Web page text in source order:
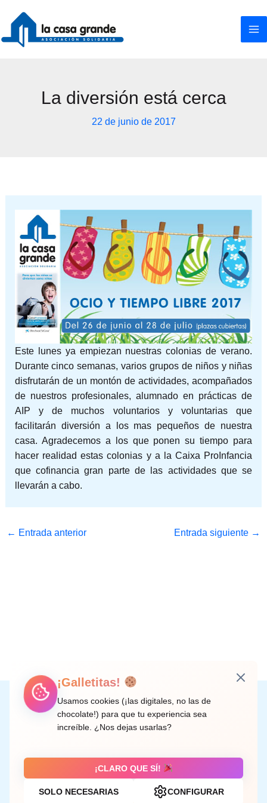
contenido
La diversión está cerca
22 de junio de 2017
Este lunes ya empiezan nuestras colonias de verano.
Durante cinco semanas, varios grupos de niños y niñas
disfrutarán de un montón de actividades, acompañados
de nuestros profesionales, alumnado en prácticas de
AIP y de muchos voluntarios y voluntarias que
facilitarán diversión a los mas pequeños de nuestra
casa. Agradecemos a los que ponen su tiempo para
hacer realidad estas colonias y a la Caixa ProInfancia
que cofinancia gran parte de las actividades que se
llevarán a cabo.
← Entrada anterior Entrada siguiente →
Instagram
Facebook
X LinkedIn
Correo electrónico
C/ Doctor Rodríguez de la Fuente, 8 València
Aviso legal
¡Galletitas!
Usamos cookies (¡las digitales, no las de
chocolate!) para que tu experiencia sea
increíble. ¿Nos dejas usarlas?
¡CLARO QUE SÍ!
SOLO NECESARIAS CONFIGURAR